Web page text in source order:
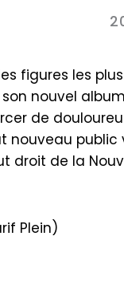
figures les
nouvel album
de
nouveau
droit de la
Plein)